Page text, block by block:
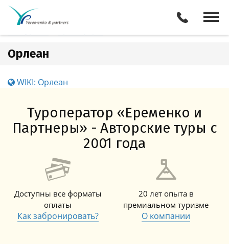
Франция
Все туры
Орлеан
WIKI: Орлеан
Туроператор «Еременко и
Партнеры» - Авторские туры с
2001 года
Доступны все форматы
оплаты
Как забронировать?
20 лет опыта в
премиальном туризме
О компании